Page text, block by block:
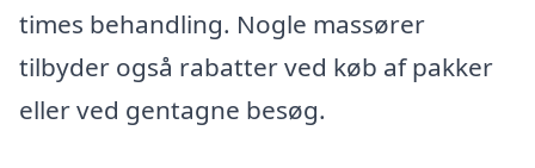
times behandling. Nogle massører
tilbyder også rabatter ved køb af pakker
eller ved gentagne besøg.